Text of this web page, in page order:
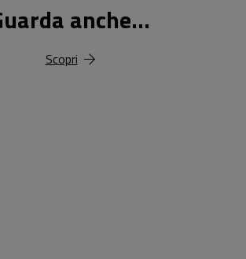
anche...
Scopri